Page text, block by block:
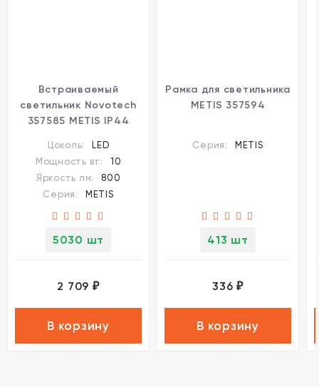
Встраиваемый
светильник Novotech
357585 METIS IP44
10W
Цоколь:
LED
Мощность вт:
10
Яркость лм:
800
Серия:
METIS
5030 шт
2 709 ₽
В корзину
Рамка для светильника
METIS 357594
Серия: METIS
413 шт
336 ₽
В корзину